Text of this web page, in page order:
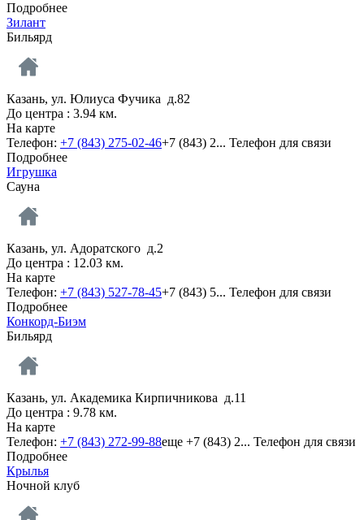
Подробнее
Зилант
Бильярд
Казань, ул. Юлиуса Фучика д.82
До центра : 3.94 км.
На карте
Телефон: +7 (843) 275-02-46+7 (843) 2... Телефон для связи
Подробнее
Игрушка
Сауна
Казань, ул. Адоратского д.2
До центра : 12.03 км.
На карте
Телефон: +7 (843) 527-78-45+7 (843) 5... Телефон для связи
Подробнее
Конкорд-Биэм
Бильярд
Казань, ул. Академика Кирпичникова д.11
До центра : 9.78 км.
На карте
Телефон: +7 (843) 272-99-88еще +7 (843) 2... Телефон для связи
Подробнее
Крылья
Ночной клуб